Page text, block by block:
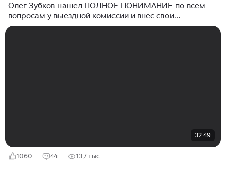
Олег Зубков нашел ПОЛНОЕ ПОНИМАНИЕ по всем
вопросам у выездной комиссии и внес свои
предложения!!!
32:49
1060 44 13,7 тыс